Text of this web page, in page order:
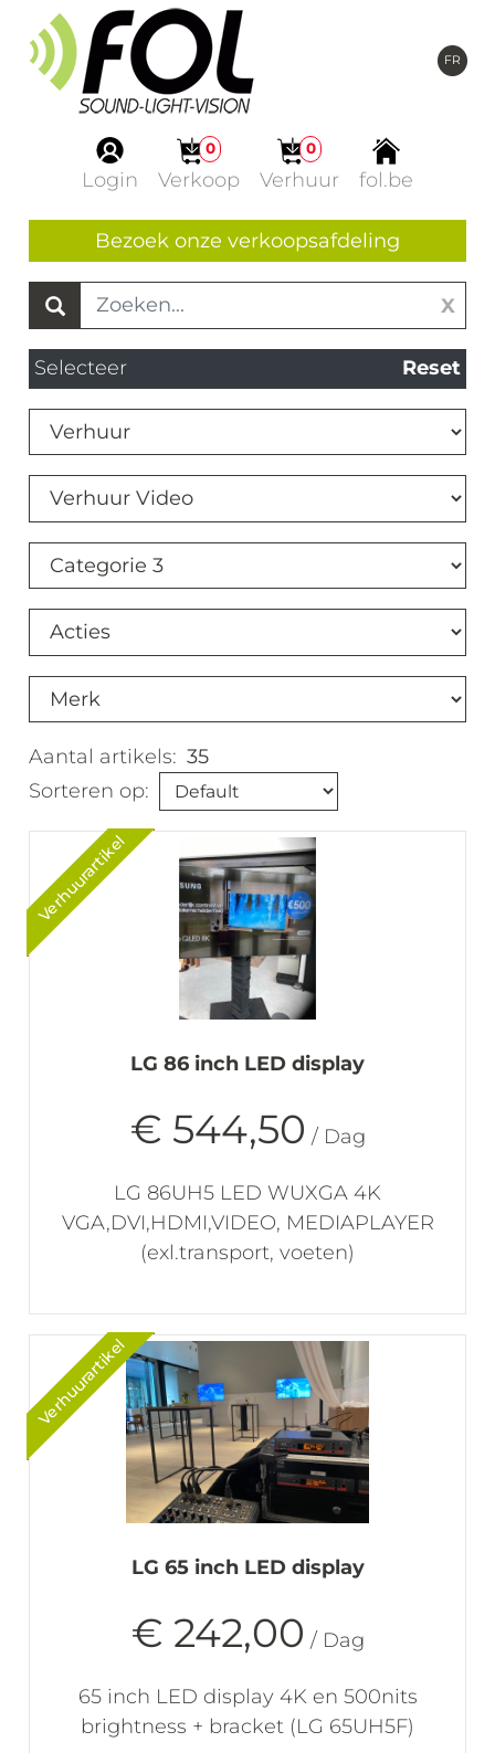
FR
Login
0
Verkoop
0
Verhuur fol.be
Bezoek onze verkoopsafdeling
X
Selecteer Reset
Aantal artikels: 35
Sorteren op:
LG 86 inch LED display
€ 544,50 / Dag
LG 86UH5 LED WUXGA 4K
VGA,DVI,HDMI,VIDEO, MEDIAPLAYER
(exl.transport, voeten)
Verhuurartikel
LG 65 inch LED display
€ 242,00 / Dag
65 inch LED display 4K en 500nits
brightness + bracket (LG 65UH5F)
Verhuurartikel